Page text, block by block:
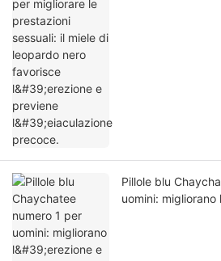
Pillole blu
uomini: migliorano